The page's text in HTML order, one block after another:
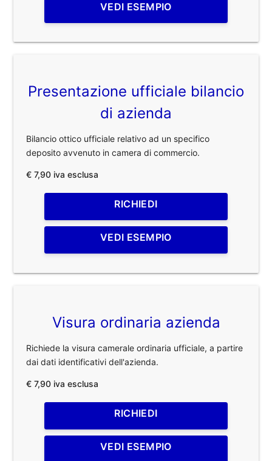
VEDI ESEMPIO
Presentazione ufficiale bilancio
di azienda
Bilancio ottico ufficiale relativo ad un specifico
deposito avvenuto in camera di commercio.
€ 7,90 iva esclusa
RICHIEDI
VEDI ESEMPIO
Visura ordinaria azienda
Richiede la visura camerale ordinaria ufficiale, a partire
dai dati identificativi dell'azienda.
€ 7,90 iva esclusa
RICHIEDI
VEDI ESEMPIO